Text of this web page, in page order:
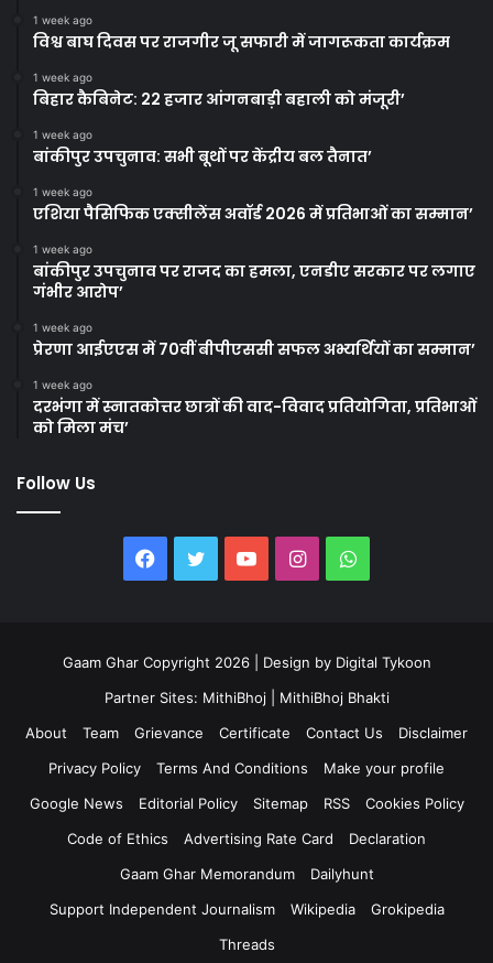
1 week ago
विश्व बाघ दिवस पर राजगीर जू सफारी में जागरूकता कार्यक्रम
1 week ago
बिहार कैबिनेट: 22 हजार आंगनबाड़ी बहाली को मंजूरी’
1 week ago
बांकीपुर उपचुनाव: सभी बूथों पर केंद्रीय बल तैनात’
1 week ago
एशिया पैसिफिक एक्सीलेंस अवॉर्ड 2026 में प्रतिभाओं का सम्मान’
1 week ago
बांकीपुर उपचुनाव पर राजद का हमला, एनडीए सरकार पर लगाए
गंभीर आरोप’
1 week ago
प्रेरणा आईएएस में 70वीं बीपीएससी सफल अभ्यर्थियों का सम्मान’
1 week ago
दरभंगा में स्नातकोत्तर छात्रों की वाद-विवाद प्रतियोगिता, प्रतिभाओं
को मिला मंच’
Follow Us
Facebook
TwitterYouTubeInstagramWhatsApp
Gaam Ghar Copyright 2026 | Design by Digital Tykoon
Partner Sites: MithiBhoj
MithiBhoj Bhakti
About
Team Grievance Certificate Contact Us
Disclaimer
Privacy Policy
Terms And Conditions
Make your profile
Google News
Editorial Policy Sitemap RSS
Cookies Policy
Code of Ethics
Advertising Rate Card
Declaration
Gaam Ghar Memorandum
Dailyhunt
Support Independent Journalism
Wikipedia
Grokipedia
Threads